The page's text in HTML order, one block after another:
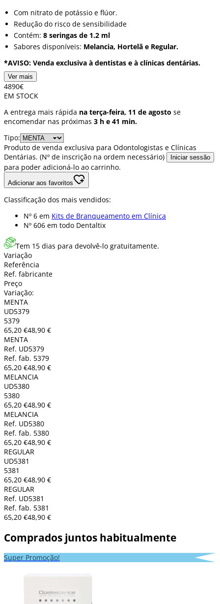
Com nitrato de potássio e flúor.
Redução do risco de sensibilidade
Contém: 8 seringas de 1.2 ml
Sabores disponíveis: Melancia, Hortelã e Regular.
*AVISO: Venda exclusiva à dentistas e à clínicas dentárias.
Ver mais
4890€
EM STOCK
A entrega mais rápida na terça-feira, 11 de agosto se
encomendar nas próximas 3 h e 41 min.
Tipo:
Produto de venda exclusiva para Odontologistas e Clínicas
Dentárias. (Nº de inscrição na ordem necessário)
Iniciar sessão
para poder adicioná-lo ao carrinho.
Adicionar aos favoritos
Classificação dos mais vendidos:
Nº 6 em Kits de Branqueamento em Clínica
Nº 606 em todo Dentaltix
Tem 15 dias para devolvê-lo gratuitamente.
Variação
Referência
Ref. fabricante
Preço
Variação:
MENTA
UD5379
5379
65,20 €48,90 €
MENTA
Ref. UD5379
Ref. fab. 5379
65,20 €48,90 €
MELANCIA
UD5380
5380
65,20 €48,90 €
MELANCIA
Ref. UD5380
Ref. fab. 5380
65,20 €48,90 €
REGULAR
UD5381
5381
65,20 €48,90 €
REGULAR
Ref. UD5381
Ref. fab. 5381
65,20 €48,90 €
Comprados juntos habitualmente
Super Promoção!